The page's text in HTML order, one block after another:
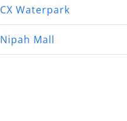
CX Waterpark
Nipah Mall